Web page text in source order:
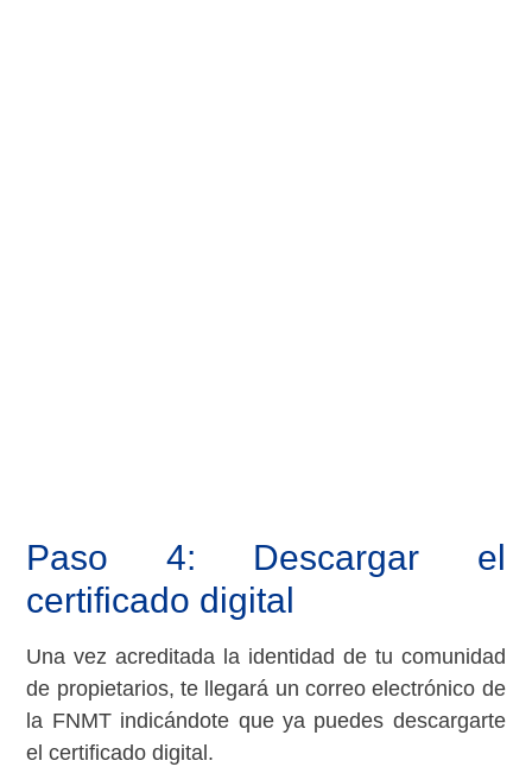
Paso 4: Descargar el
certificado digital
Una vez acreditada la identidad de tu comunidad
de propietarios, te llegará un correo electrónico de
la FNMT indicándote que ya puedes descargarte
el certificado digital.